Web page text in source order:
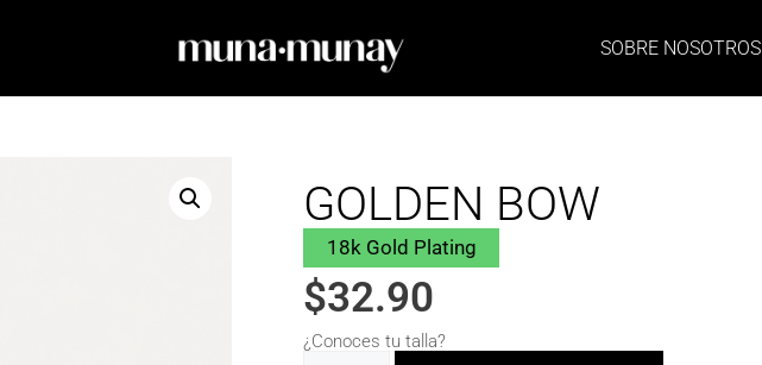
SOBRE NOSOTROS
GOLDEN BOW
18k Gold Plating
$32.90
¿Conoces tu talla?